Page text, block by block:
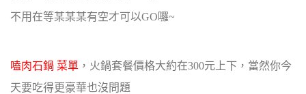
不用在等某某某有空才可以GO囉~
嗑肉石鍋 菜單 ，火鍋套餐價格大約在300元上下，當然你今
天要吃得更豪華也沒問題